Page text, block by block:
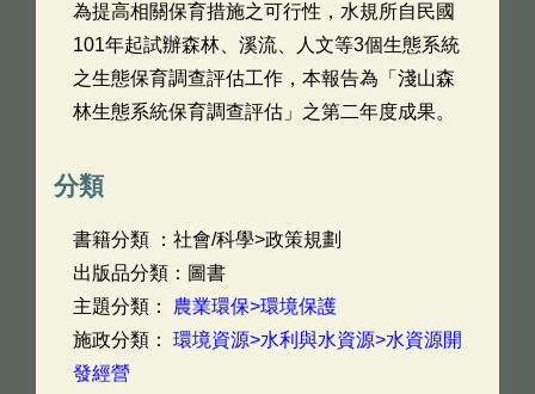
為提高相關保育措施之可行性，水規所自民國
101年起試辦森林、溪流、人文等3個生態系統
之生態保育調查評估工作，本報告為「淺山森
林生態系統保育調查評估」之第二年度成果。
分類
書籍分類 ：社會/科學>政策規劃
出版品分類：圖書
主題分類： 農業環保>環境保護
施政分類： 環境資源>水利與水資源>水資源開
發經營